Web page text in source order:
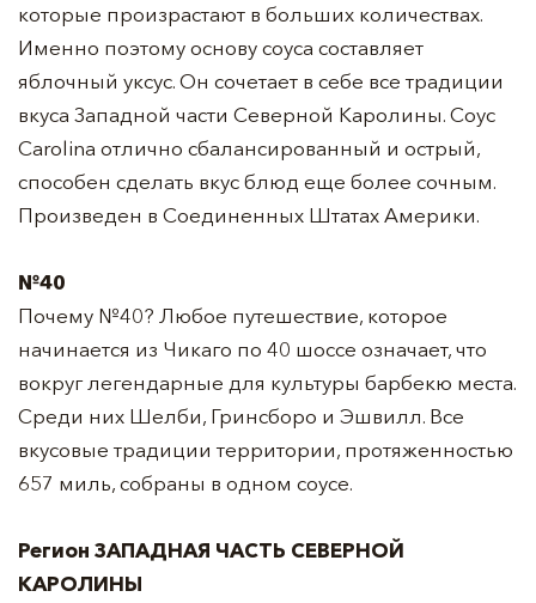
которые произрастают в больших количествах.
Именно поэтому основу соуса составляет
яблочный уксус. Он сочетает в себе все традиции
вкуса Западной части Северной Каролины. Соус
Carolina отлично сбалансированный и острый,
способен сделать вкус блюд еще более сочным.
Произведен в Соединенных Штатах Америки.
№40
Почему №40? Любое путешествие, которое
начинается из Чикаго по 40 шоссе означает, что
вокруг легендарные для культуры барбекю места.
Среди них Шелби, Гринсборо и Эшвилл. Все
вкусовые традиции территории, протяженностью
657 миль, собраны в одном соусе.
Регион ЗАПАДНАЯ ЧАСТЬ СЕВЕРНОЙ
КАРОЛИНЫ